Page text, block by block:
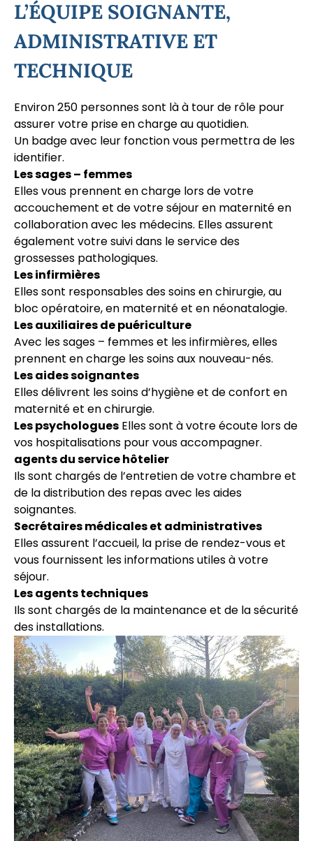
L’ÉQUIPE SOIGNANTE,
ADMINISTRATIVE ET
TECHNIQUE
Environ 250 personnes sont là à tour de rôle pour
assurer votre prise en charge au quotidien.
Un badge avec leur fonction vous permettra de les
identifier.
Les sages – femmes
Elles vous prennent en charge lors de votre
accouchement et de votre séjour en maternité en
collaboration avec les médecins. Elles assurent
également votre suivi dans le service des
grossesses pathologiques.
Les infirmières
Elles sont responsables des soins en chirurgie, au
bloc opératoire, en maternité et en néonatalogie.
Les auxiliaires de puériculture
Avec les sages – femmes et les infirmières, elles
prennent en charge les soins aux nouveau-nés.
Les aides soignantes
Elles délivrent les soins d’hygiène et de confort en
maternité et en chirurgie.
Les psychologues Elles sont à votre écoute lors de
vos hospitalisations pour vous accompagner.
agents du service hôtelier
Ils sont chargés de l’entretien de votre chambre et
de la distribution des repas avec les aides
soignantes.
Secrétaires médicales et administratives
Elles assurent l’accueil, la prise de rendez-vous et
vous fournissent les informations utiles à votre
séjour.
Les agents techniques
Ils sont chargés de la maintenance et de la sécurité
des installations.